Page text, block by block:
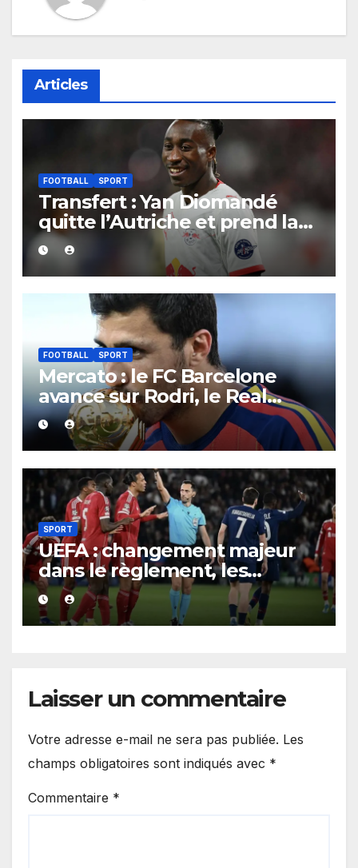
Articles
FOOTBALL SPORT
Transfert : Yan Diomandé
quitte l’Autriche et prend la
direction de Madrid
FOOTBALL SPORT
Mercato : le FC Barcelone
avance sur Rodri, le Real
Madrid recule dans la course
SPORT
UEFA : changement majeur
dans le règlement, les
suspensions pour cartons
jaunes vont connaître une
nouvelle formule.
Laisser un commentaire
Votre adresse e-mail ne sera pas publiée. Les
champs obligatoires sont indiqués avec *
Commentaire *